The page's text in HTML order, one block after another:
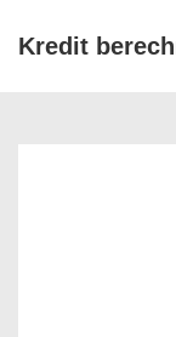
ZumKredit